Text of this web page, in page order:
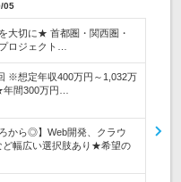
05
大切に★ 首都圏・関西圏・
ロジェクト…
※想定年収400万円～1,032万
間300万円…
から◎】Web開発、クラウ
ど幅広い選択肢あり★希望の